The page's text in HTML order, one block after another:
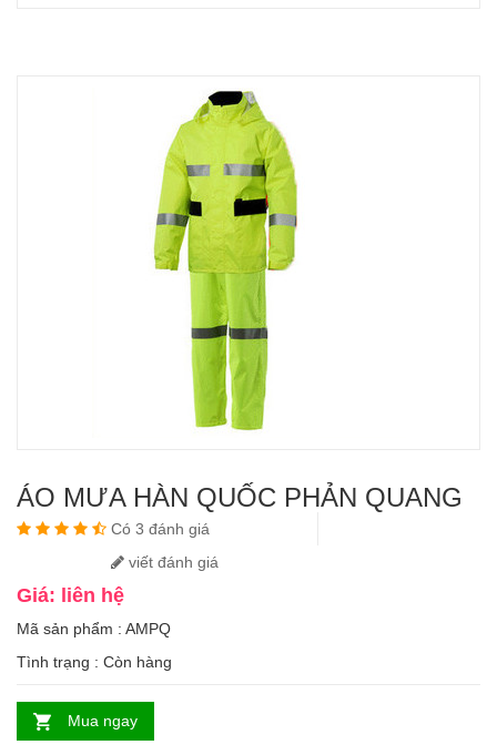
ÁO MƯA HÀN QUỐC PHẢN QUANG
Có 3 đánh giá
viết đánh giá
Giá: liên hệ
Mã sản phẩm : AMPQ
Tình trạng : Còn hàng
Mua ngay